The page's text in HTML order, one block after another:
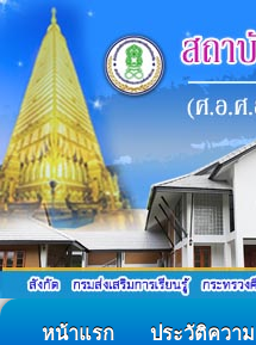
หน้าแรก ประวัติควา